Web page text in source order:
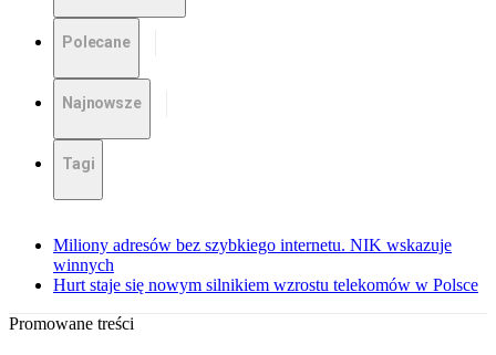
Polecane
Najnowsze
Tagi
Miliony adresów bez szybkiego internetu. NIK wskazuje
winnych
Hurt staje się nowym silnikiem wzrostu telekomów w Polsce
Promowane treści